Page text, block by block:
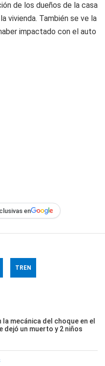
de los dueños de la casa
vivienda. También se ve la
impactado con el auto
en
TREN
mecánica del choque en el
dejó un muerto y 2 niños